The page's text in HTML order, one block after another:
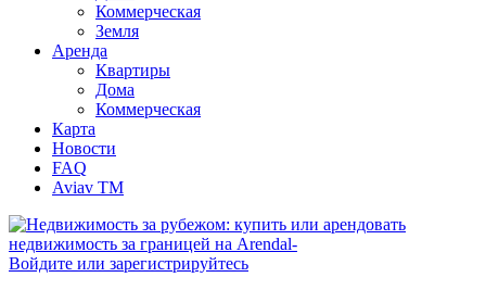
Коммерческая
Земля
Аренда
Квартиры
Дома
Коммерческая
Карта
Новости
FAQ
Aviav TM
Войдите или зарегистрируйтесь